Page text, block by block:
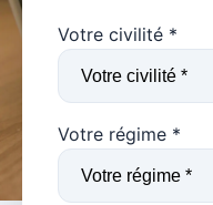
Votre civilité *
Votre régime *